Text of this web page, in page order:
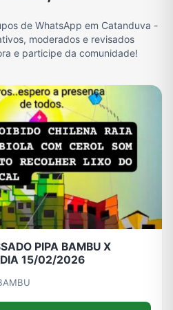
Frases e Mensagens Futebol Games e Jogos
Memes, Engraçados e Zoeira Moda e Beleza
Notícias Outros
Receitas Redes Sociais
TV
de WhatsApp em Catanduva -
moderados e revisados
e participe da comunidade!
PIPA BAMBU X
DIA 15/02/2026